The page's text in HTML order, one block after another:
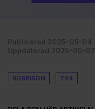
Publicerad 2025-05-04
Uppdaterad 2025-05-07
ROBINSON TV4